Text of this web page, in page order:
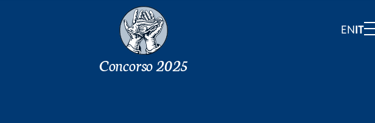
ENIT
Concorso 2025